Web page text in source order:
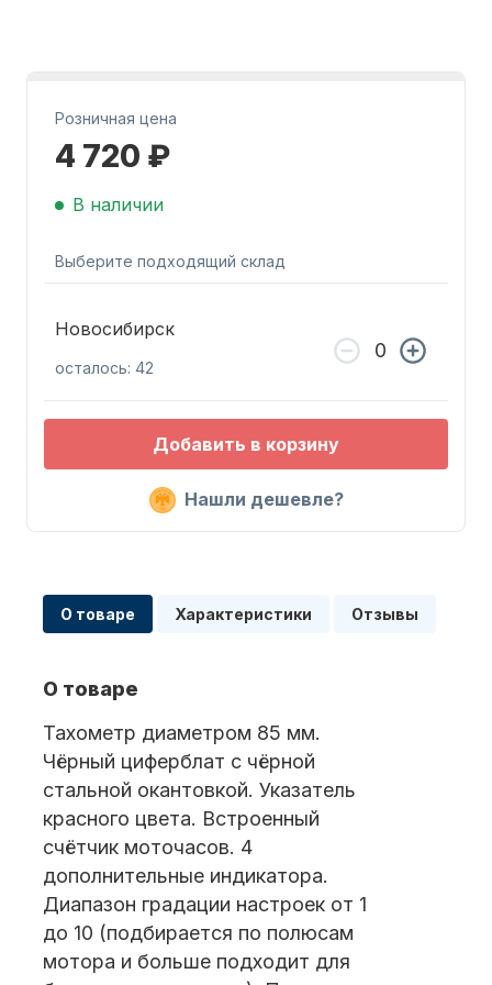
Запчасти для ПЛМ
Винты
Автохолодильник KYODA
Дистанционное управление
Розничная цена
4 720 ₽
В наличии
Выберите подходящий склад
Новосибирск
осталось: 42
Добавить в корзину
Нашли дешевле?
О товаре Характеристики Отзывы
О товаре
Тахометр диаметром 85 мм.
Чёрный циферблат с чёрной
стальной окантовкой. Указатель
красного цвета. Встроенный
счётчик моточасов. 4
дополнительные индикатора.
Диапазон градации настроек от 1
до 10 (подбирается по полюсам
мотора и больше подходит для